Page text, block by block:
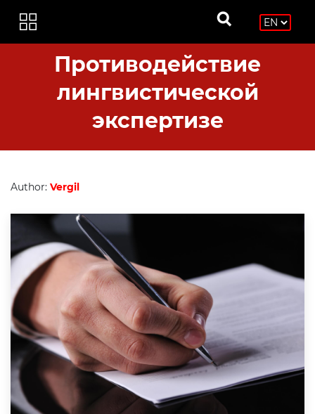
Противодействие
лингвистической
экспертизе
Author: Vergil